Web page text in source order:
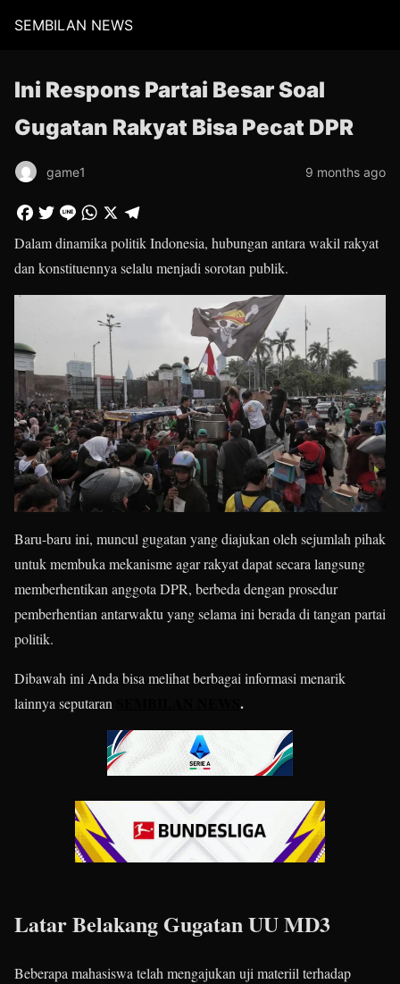
SEMBILAN NEWS
Ini Respons Partai Besar Soal
Gugatan Rakyat Bisa Pecat DPR
game1 9 months ago
Dalam dinamika politik Indonesia, hubungan antara wakil rakyat
dan konstituennya selalu menjadi sorotan publik.
Baru-baru ini, muncul gugatan yang diajukan oleh sejumlah pihak
untuk membuka mekanisme agar rakyat dapat secara langsung
memberhentikan anggota DPR, berbeda dengan prosedur
pemberhentian antarwaktu yang selama ini berada di tangan partai
politik.
Dibawah ini Anda bisa melihat berbagai informasi menarik
lainnya seputaran
.
Latar Belakang Gugatan UU MD3
Beberapa mahasiswa telah mengajukan uji materiil terhadap